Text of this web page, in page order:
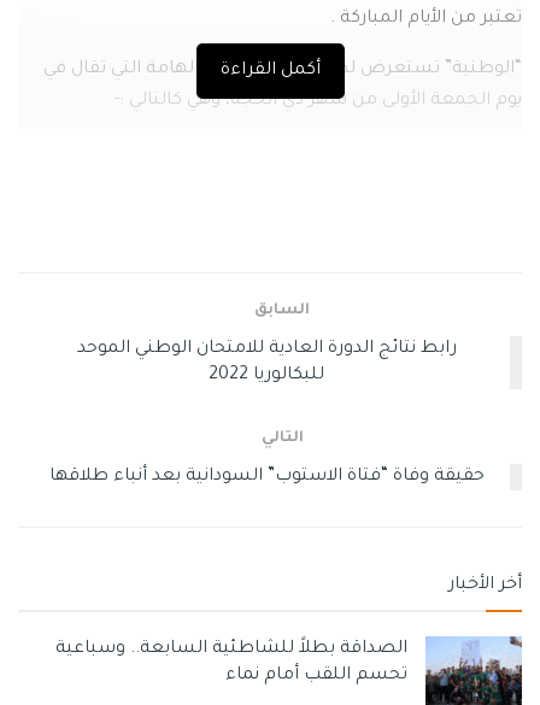
تعتبر من الأيام المباركة .
“الوطنية” تستعرض لكم عدد من الأدعية الهامة التي تقال في
يوم الجمعة الأولى من شهر ذي الحجة، وهي كالتالي :-
الدعاء يا مغيث المستغيثين يا راحم الضعفاء أجب دعوتنا وعجل
بقضاء حاجاتنا يا أرحم الراحمين.
كذلك اللهم في خير طلعت فيه الشمس، اللهم اهدني وارزقني
وأكرمني وأسعدني واستر عليّ، انا وجميع اهلي.
كذلك اللهم لا تحوجنا ولا تفقرنا إلى أحد سواك، وزدنا لك شكرا،
وإليك فقرا وفاقة، وبك عمّن سواك غنىً وتعفّفا.
حسبي الله الذي لا إله إلا هو عليه توكلت وهو رب العرش العظيم،
أكمل القراءة
السابق
رابط نتائج الدورة العادية للامتحان الوطني الموحد
للبكالوريا 2022
التالي
حقيقة وفاة “فتاة الاستوب” السودانية بعد أنباء طلاقها
أخر الأخبار
الصداقة بطلاً للشاطئية السابعة.. وسباعية
تحسم اللقب أمام نماء